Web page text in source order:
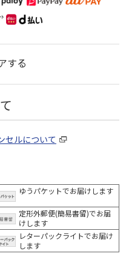
する
セルについて
ゆうパケットでお届けします
定形外郵便(簡易書留)でお届
けします
レターパックライトでお届け
します